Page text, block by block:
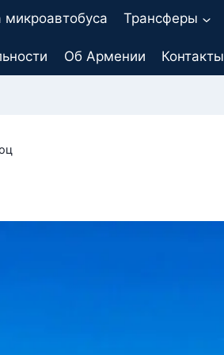
Трансферы
Об Армении Контакты